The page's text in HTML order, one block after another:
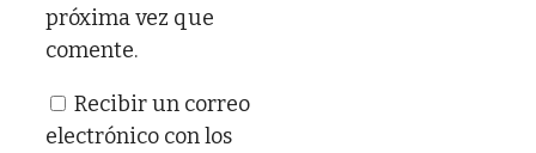
próxima vez que
comente.
Recibir un correo
electrónico con los